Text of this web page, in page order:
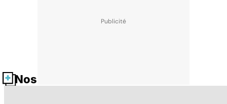
Nos fiches santé